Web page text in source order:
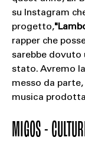
su Instagram
progetto,
rapper che
sarebbe dovuto
stato. Avremo
messo da
musica
MIGOS -